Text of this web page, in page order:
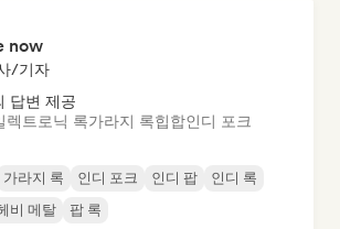
now
/기자
답변 제공
렉트로닉 록가라지 록힙합인디 포크
가라지 록 인디 포크 인디 팝
인디 록
비 메탈 팝 록